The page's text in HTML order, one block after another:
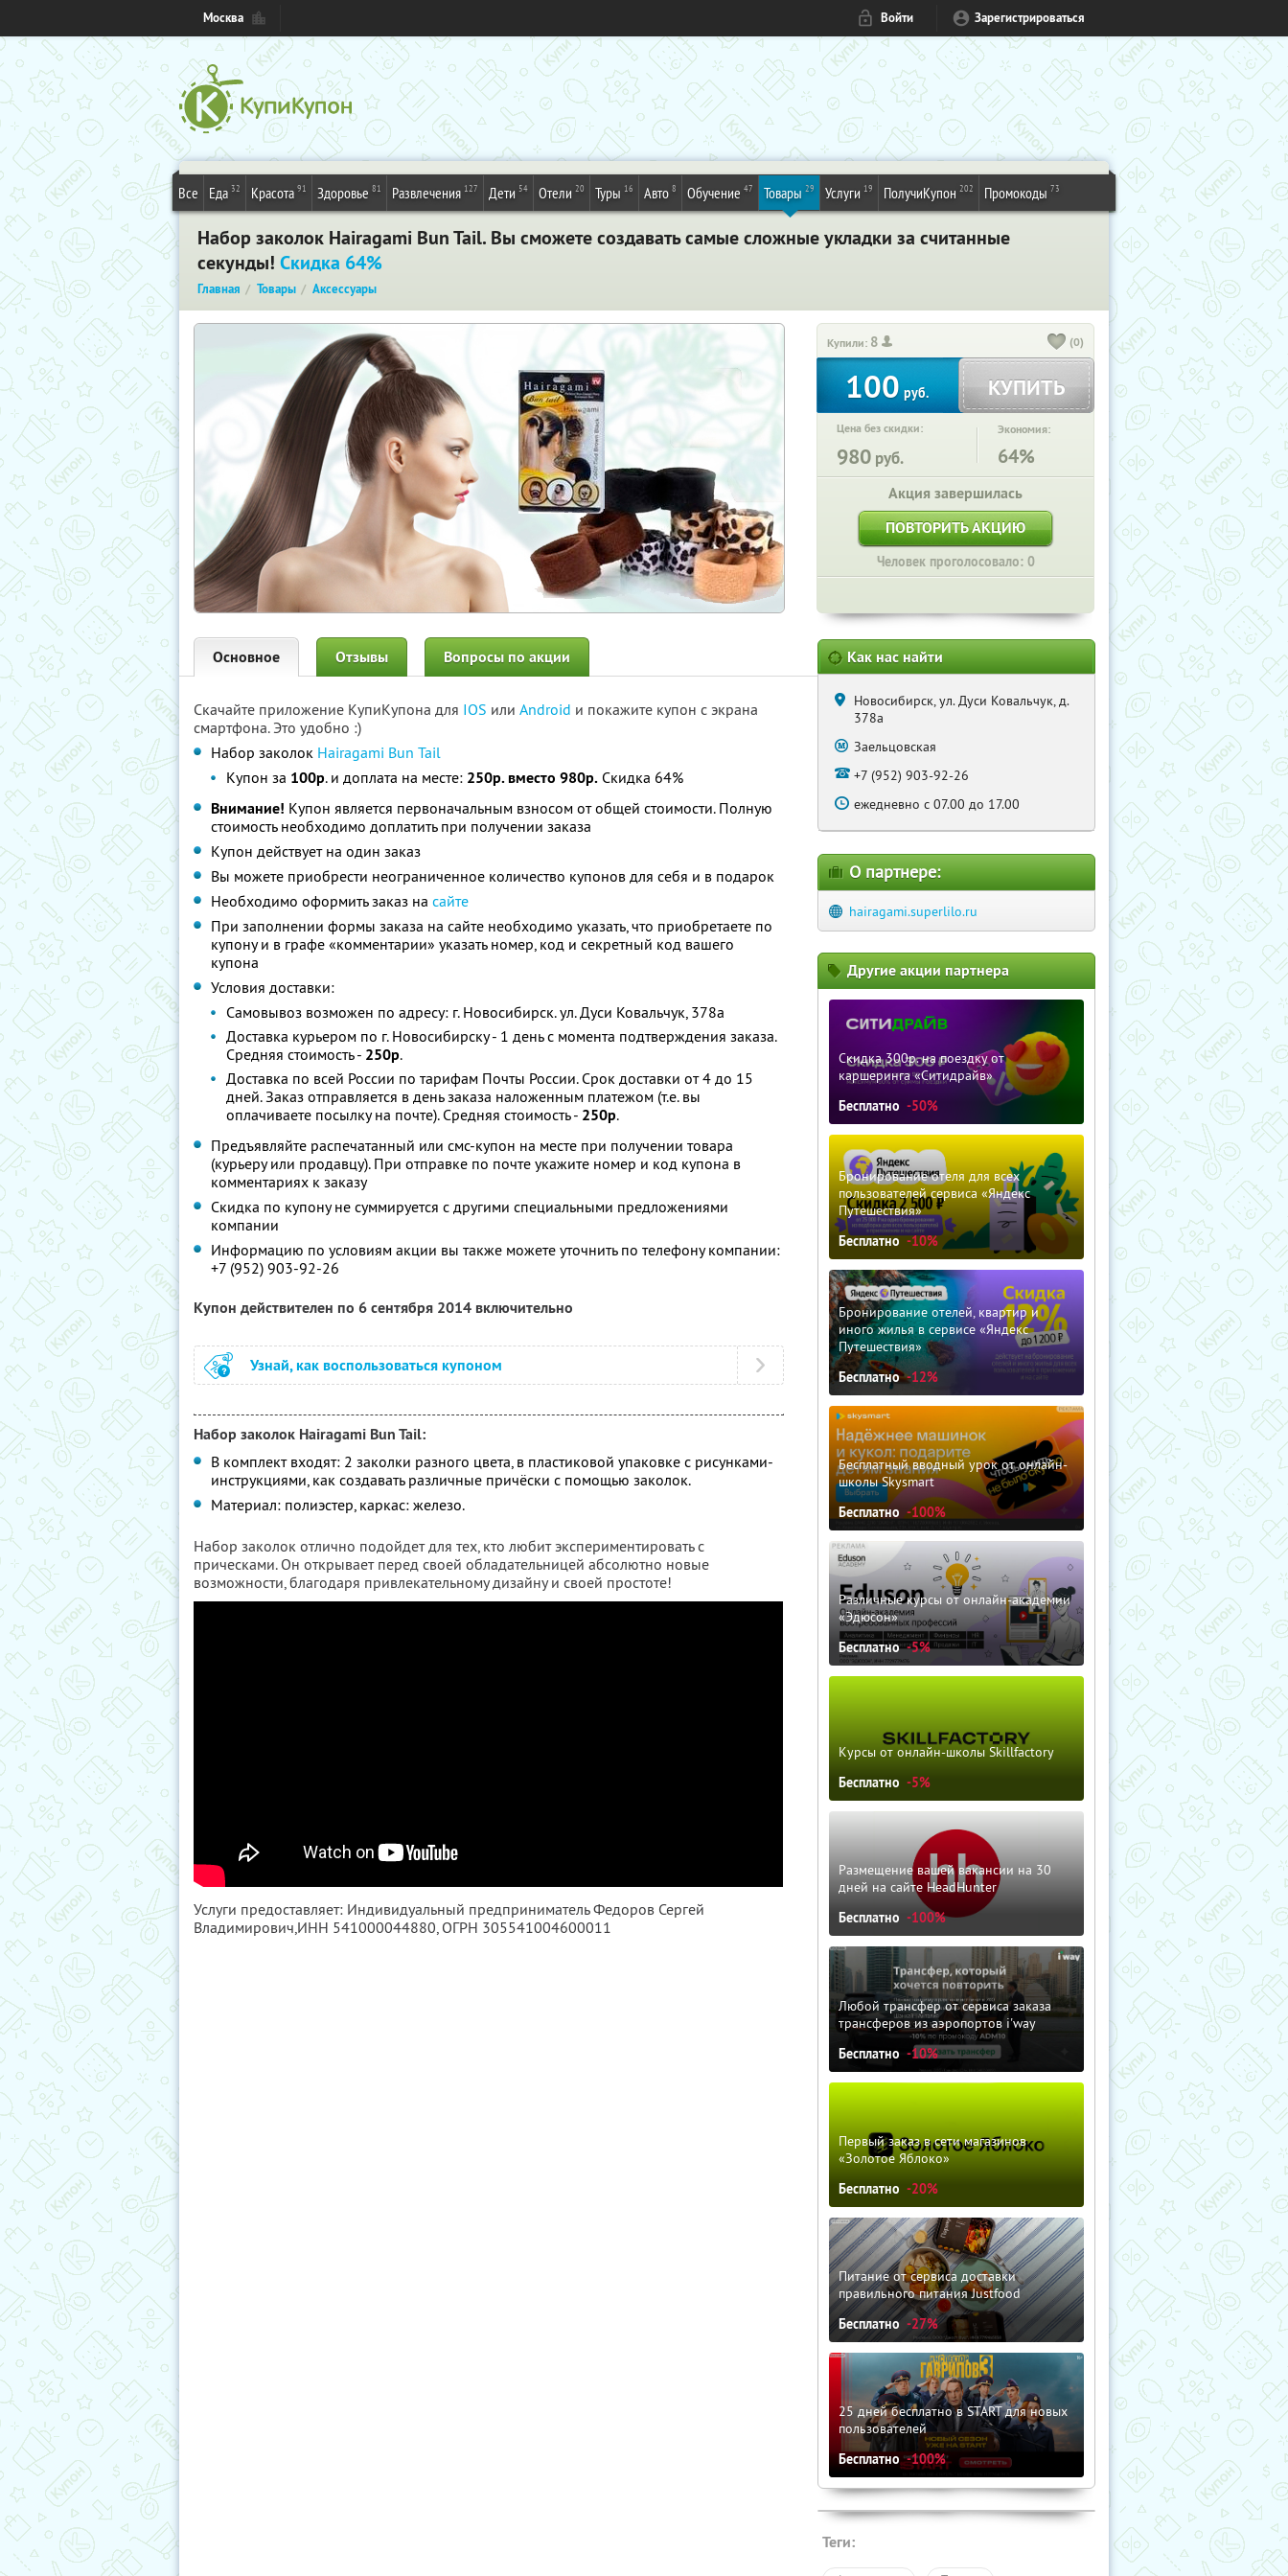
Москва Войти Зарегистрироваться
Все Еда 32 Красота 91 Здоровье 81 Развлечения 127 Дети 54 Отели 20 Туры 16 Авто 8 Обучение 47 Товары 29 Услуги 19 ПолучиКупон 202 Промокоды 73
Набор заколок Hairagami Bun Tail. Вы сможете создавать самые сложные укладки за считанные
секунды! Скидка 64%
Главная Товары Аксессуары
Купили: 8 (0)
100 руб. КУПИТЬ
Цена без скидки:
980 руб.
Экономия:
64%
Акция завершилась
ПОВТОРИТЬ АКЦИЮ
Человек проголосовало: 0
Основное Отзывы Вопросы по акции
Скачайте приложение КупиКупона для IOS или Android и покажите купон с экрана
смартфона. Это удобно :)
Набор заколок Hairagami Bun Tail
Купон за 100р. и доплата на месте: 250р. вместо 980р. Скидка 64%
Внимание! Купон является первоначальным взносом от общей стоимости. Полную
стоимость необходимо доплатить при получении заказа
Купон действует на один заказ
Вы можете приобрести неограниченное количество купонов для себя и в подарок
Необходимо оформить заказ на сайте
При заполнении формы заказа на сайте необходимо указать, что приобретаете по
купону и в графе «комментарии» указать номер, код и секретный код вашего
купона
Условия доставки:
Самовывоз возможен по адресу: г. Новосибирск. ул. Дуси Ковальчук, 378а
Доставка курьером по г. Новосибирску - 1 день с момента подтверждения заказа.
Средняя стоимость - 250р.
Доставка по всей России по тарифам Почты России. Срок доставки от 4 до 15
дней. Заказ отправляется в день заказа наложенным платежом (т.е. вы
оплачиваете посылку на почте). Средняя стоимость - 250р.
Предъявляйте распечатанный или смс-купон на месте при получении товара
(курьеру или продавцу). При отправке по почте укажите номер и код купона в
комментариях к заказу
Скидка по купону не суммируется с другими специальными предложениями
компании
Информацию по условиям акции вы также можете уточнить по телефону компании:
+7 (952) 903-92-26
Купон действителен по 6 сентября 2014 включительно
Узнай, как воспользоваться купоном
Набор заколок Hairagami Bun Tail:
В комплект входят: 2 заколки разного цвета, в пластиковой упаковке с рисунками-
инструкциями, как создавать различные причёски с помощью заколок.
Материал: полиэстер, каркас: железо.
Набор заколок отлично подойдет для тех, кто любит экспериментировать с
прическами. Он открывает перед своей обладательницей абсолютно новые
возможности, благодаря привлекательному дизайну и своей простоте!
Услуги предоставляет: Индивидуальный предприниматель Федоров Сергей
Владимирович,ИНН 541000044880, ОГРН 305541004600011
Как нас найти
Новосибирск, ул. Дуси Ковальчук, д.
378а
Заельцовская
+7 (952) 903-92-26
ежедневно с 07.00 до 17.00
О партнере:
hairagami.superlilo.ru
Другие акции партнера
Скидка 300р. на поездку от
каршеринга «Ситидрайв»
Бесплатно -50%
Бронирование отеля для всех
пользователей сервиса «Яндекс
Путешествия»
Бесплатно -10%
Бронирование отелей, квартир и
иного жилья в сервисе «Яндекс
Путешествия»
Бесплатно -12%
Бесплатный вводный урок от онлайн-
школы Skysmart
Бесплатно -100%
Различные курсы от онлайн-академии
«Эдюсон»
Бесплатно -5%
Курсы от онлайн-школы Skillfactory
Бесплатно -5%
Размещение вашей вакансии на 30
дней на сайте HeadHunter
Бесплатно -100%
Любой трансфер от сервиса заказа
трансферов из аэропортов i'way
Бесплатно -10%
Первый заказ в сети магазинов
«Золотое Яблоко»
Бесплатно -20%
Питание от сервиса доставки
правильного питания Justfood
Бесплатно -27%
25 дней бесплатно в START для новых
пользователей
Бесплатно -100%
Теги: